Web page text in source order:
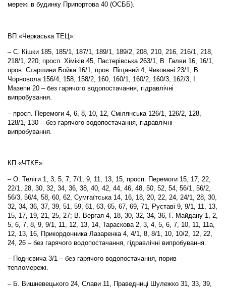
мережі в будинку Припортова 40 (ОСББ).
ВП «Черкаська ТЕЦ»:
– С. Кішки 185, 185/1, 187/1, 189/1, 189/2, 208, 210, 216, 216/1, 218,
218/1, 220, просп. Хіміків 45, Пастерівська 263/1, В. Галви 16, 16/1,
пров. Старшини Бойка 16/1, пров. Піщаний 4, Чиковані 23/1, В.
Чорновола 156/4, 158, 158/2, 160, 160/1, 160/2, 160/3, 162/3, І.
Мазепи 20 – без гарячого водопостачання, гідравлічні
випробування.
– просп. Перемоги 4, 6, 8, 10, 12, Смілянська 126/1, 126/2, 128,
128/1, 130 – без гарячого водопостачання, гідравлічні
випробування.
КП «ЧТКЕ»:
– О. Теліги 1, 3, 5, 7, 7/1, 9, 11, 13, 15, просп. Перемоги 15, 17, 22,
22/1, 28, 30, 32, 34, 36, 38, 40, 42, 44, 46, 48, 50, 52, 54, 56/1, 56/2,
56/3, 56/4, 58, 60, 62, Сумгаїтська 14, 16, 18, 20, 22, 24, 24/1, 28, 30,
32, 34, 36, 37, 39, 51, 59, 61, 63, 65, 67, 69, 71, Руставі 9, 9/1, 11, 13,
15, 17, 19, 21, 25, 27; В. Вергая 4, 18, 30, 32, 34, 36, Г. Майдану 1, 2,
5, 6, 7, 8, 9, 9/1, 11, 12, 13, 14, Тараскова 2, 3, 4, 5, 6, 7, 10, 11, 11а,
12, 13, 16, Прикордонника Лазаренка 4, 4/1, 8, 8/1, 10, 10/2, 12, 22,
24, 26 – без гарячого водопостачання, гідравлічні випробування.
– Поднєвича 3/1 – без гарячого водопостачання, порив
тепломережі.
– Б. Вишневецького 24, Слави 11, Праведниці Шулежко 31, 33, 39,